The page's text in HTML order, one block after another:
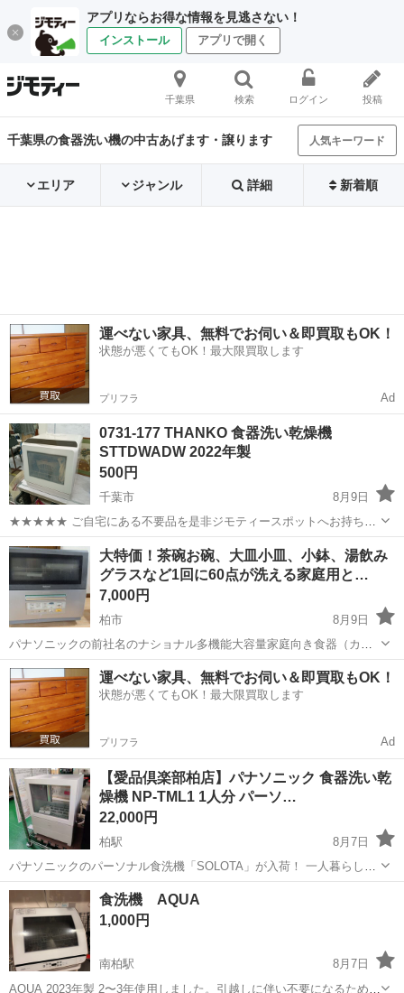
アプリならお得な情報を見逃さない！
インストール アプリで開く
千葉県 検索 ログイン 投稿
千葉県の食器洗い機の中古あげます・譲ります 人気キーワード
エリア ジャンル 詳細 新着順
運べない家具、無料でお伺い＆即買取もOK！
状態が悪くてもOK！最大限買取します
プリフラ Ad
0731-177 THANKO 食器洗い乾燥機
STTDWADW 2022年製
500円
千葉市
8月9日
★★★★★ ご自宅にある不要品を是非ジモティースポットへお持ち込
みしませんか？ 家電、趣味・スポーツ・レジャー用品、こども用品、
衣料服飾品、生活雑貨、家具、本、CD・DVDなどが無料でまとめて持
ち込めます！ ※詳細はこ...
千葉 千葉市 キッチン家電 現地
大特価！茶碗お碗、大皿小皿、小鉢、湯飲み
グラスなど1回に60点が洗える家庭用と…
7,000円
柏市
8月9日
パナソニックの前社名のナショナル多機能大容量家庭向き食器（カタ
ログ値点数60点）、調理器具（フライパンなど24cm以下）も洗える6
人用大容量食洗器NP-60SS6 家族3人で日常的に使っていなかったので
本体は損傷もなくスイ...
千葉 柏市 キッチン家電
運べない家具、無料でお伺い＆即買取もOK！
状態が悪くてもOK！最大限買取します
プリフラ Ad
【愛品倶楽部柏店】パナソニック 食器洗い乾
燥機 NP-TML1 1人分 パーソ…
22,000円
柏駅
8月7日
パナソニックのパーソナル食洗機「SOLOTA」が入荷！ 一人暮らしの
お部屋にも置きやすいコンパクトサイズで、工事不要ですぐ使えます
よ♪ 毎日の食器洗いを手軽に済ませたい方にぴったりです。 窓部分に
少し汚れがありますが、...
千葉 柏市 柏駅
食洗機 AQUA
1,000円
南柏駅
8月7日
AQUA 2023年製 2〜3年使用しました。引越しに伴い不要になるため出